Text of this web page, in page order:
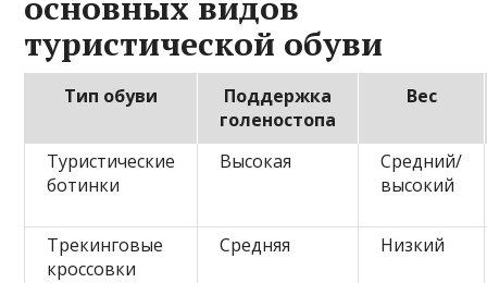
туристической обуви
Тип обуви
Поддержка
голеностопа
Вес
Туристические
ботинки
Высокая
Средний/
высокий
Трекинговые
кроссовки
Средняя Низкий